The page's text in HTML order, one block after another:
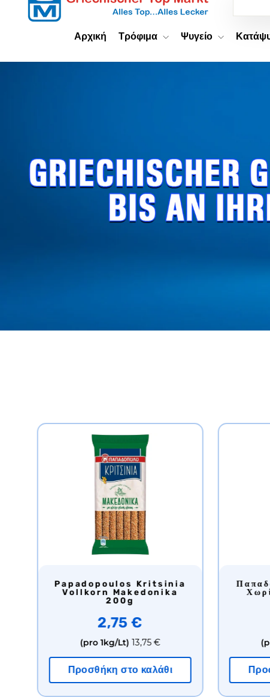
MARKT
ESHOP
Αρχική Τρόφιμα Ψυγείο
Ολικής Αλέσεως Με Μαύρη
Σοκολάτα 200γρ
(pro 1kg/Lt)13,50 €
Προσθήκη στο καλάθι
Vollkorn
(pro 1kg/Lt)
Προσθήκη